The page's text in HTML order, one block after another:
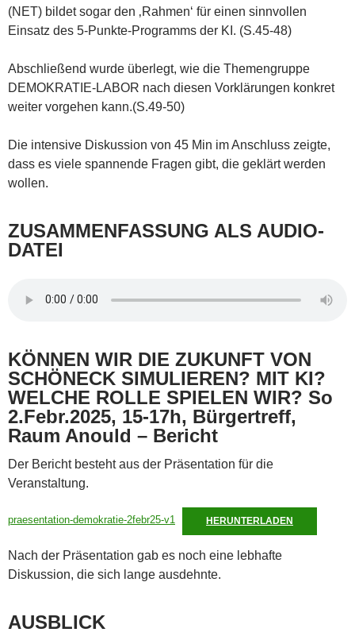
(NET) bildet sogar den ‚Rahmen‘ für einen sinnvollen
Einsatz des 5-Punkte-Programms der KI. (S.45-48)
Abschließend wurde überlegt, wie die Themengruppe
DEMOKRATIE-LABOR nach diesen Vorklärungen konkret
weiter vorgehen kann.(S.49-50)
Die intensive Diskussion von 45 Min im Anschluss zeigte,
dass es viele spannende Fragen gibt, die geklärt werden
wollen.
ZUSAMMENFASSUNG ALS AUDIO-
DATEI
KÖNNEN WIR DIE ZUKUNFT VON
SCHÖNECK SIMULIEREN? MIT KI?
WELCHE ROLLE SPIELEN WIR? So
2.Febr.2025, 15-17h, Bürgertreff,
Raum Anould – Bericht
Der Bericht besteht aus der Präsentation für die
Veranstaltung.
praesentation-demokratie-2febr25-v1 HERUNTERLADEN
Nach der Präsentation gab es noch eine lebhafte
Diskussion, die sich lange ausdehnte.
AUSBLICK